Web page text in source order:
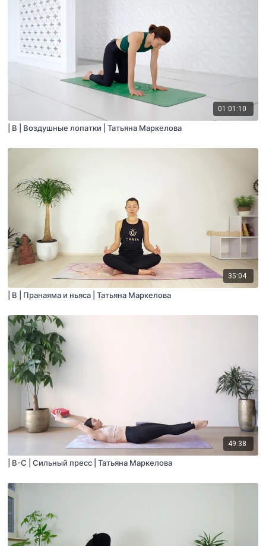
01:01:10
| B | Воздушные лопатки | Татьяна Маркелова
35:04
| B | Пранаяма и ньяса | Татьяна Маркелова
49:38
| B-С | Сильный пресс | Татьяна Маркелова